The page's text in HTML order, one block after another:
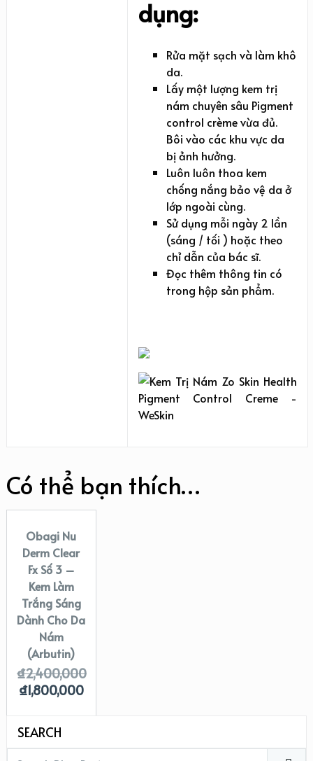
dụng:
Rửa mặt sạch và làm khô
da.
Lấy một lượng kem trị
nám chuyên sâu Pigment
control crème vừa đủ.
Bôi vào các khu vực da
bị ảnh hưởng.
Luôn luôn thoa kem
chống nắng bảo vệ da ở
lớp ngoài cùng.
Sử dụng mỗi ngày 2 lần
(sáng / tối ) hoặc theo
chỉ dẫn của bác sĩ.
Đọc thêm thông tin có
trong hộp sản phẩm.
Có thể bạn thích…
SALE!
Obagi Nu
Derm Clear
Fx Số 3 –
Kem Làm
Trắng Sáng
Dành Cho Da
Nám
(Arbutin)
₫2,400,000
₫1,800,000
SEARCH